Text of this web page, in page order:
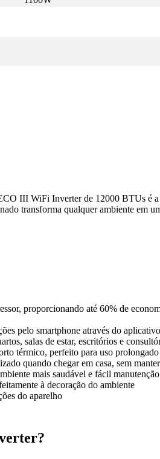
III WiFi Inverter de 12000 BTUs é
transforma qualquer ambiente em
proporcionando até 60% de
pelo smartphone através do
salas de estar, escritórios e
térmico, perfeito para uso
quando chegar em casa, sem
mais saudável e fácil manutenção
à decoração do ambiente
do aparelho